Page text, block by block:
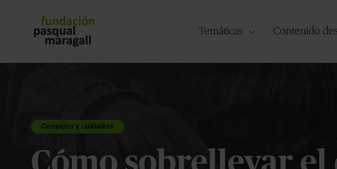
Temáticas Contenido
Consejos y cuidados